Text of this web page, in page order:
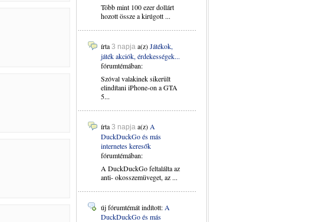
Több mint 100 ezer dollárt
hozott össze a kirúgott ...
írta 3 napja a(z)Játékok,
játék akciók, érdekességek...
fórumtémában:
Szóval valakinek sikerült
elindítani iPhone-on a GTA
5...
írta 3 napja a(z) A
DuckDuckGo és más
internetes keresők
fórumtémában:
A DuckDuckGo feltalálta az
anti- okosszemüveget, az ...
új fórumtémát indított: A
DuckDuckGo és más